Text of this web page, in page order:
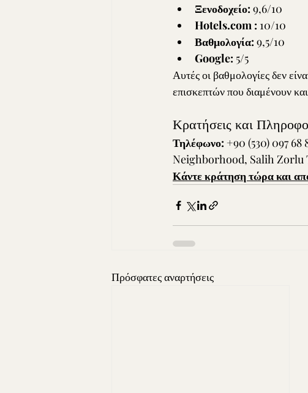
Ξενοδοχείο: 9,6/10
Hotels.com : 10/10
Βαθμολογία: 9,5/10
Google: 5/5
Αυτές οι βαθμολογίες δεν
επισκεπτών που διαμένουν
Κρατήσεις και
Τηλέφωνο: +90 (530) 097 68
Neighborhood, Salih Zorlu
Κάντε κράτηση τώρα και
Πρόσφατες αναρτήσεις